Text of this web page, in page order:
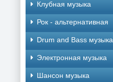
Клубная музыка
Рок - альтернативная
Drum and Bass музыка
Электронная музыка
Шансон музыка